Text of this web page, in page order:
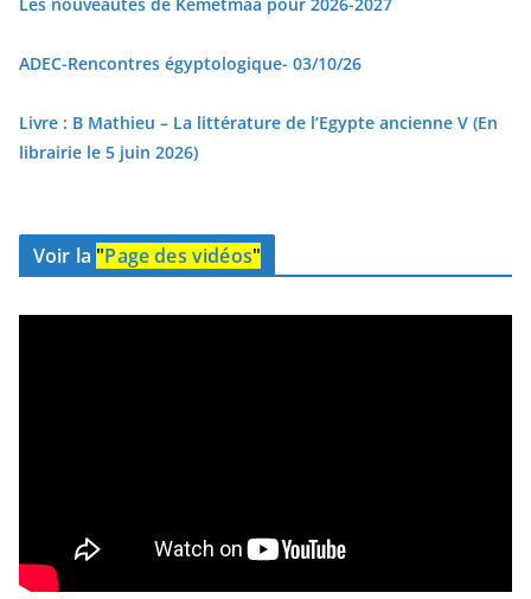
ADEC-Rencontres égyptologique- 03/10/26
Livre : B Mathieu – La littérature de l’Egypte ancienne V (En
librairie le 5 juin 2026)
Voir la "Page des vidéos"